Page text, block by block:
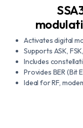
Activates digital
Supports ASK,
Includes
Provides BER (Bit
Ideal for RF,